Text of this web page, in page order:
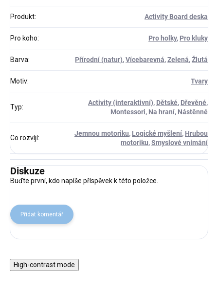
Produkt: Activity Board deska
Pro koho: Pro holky, Pro kluky
Barva: Přírodní (natur),Vícebarevná,Zelená,Žlutá
Motiv: Tvary
Typ:
Activity (interaktivní), Dětské, Dřevěné,
Montessori, Na hraní, Nástěnné
Co rozvíjí:
Jemnou motoriku, Logické myšlení, Hrubou
motoriku,Smyslové vnímání
Diskuze
Buďte první, kdo napíše příspěvek k této položce.
Přidat komentář
High-contrast mode